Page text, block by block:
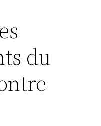
du